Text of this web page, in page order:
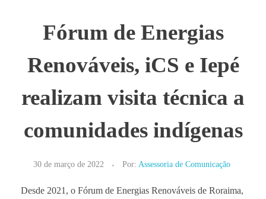
Fórum de Energias
Renováveis, iCS e Iepé
realizam visita técnica a
comunidades indígenas
30 de março de 2022 Por: Assessoria de Comunicação
Desde 2021, o Fórum de Energias Renováveis de Roraima,